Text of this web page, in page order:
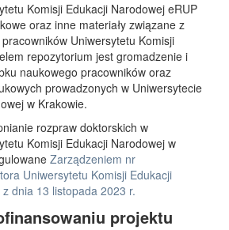
Komisji Edukacji Narodowej eRUP
oraz inne materiały związane z
Uniwersytetu Komisji
repozytorium jest gromadzenie i
naukowego pracowników oraz
prowadzonych w Uniwersytecie
w Krakowie.
rozpraw doktorskich w
Komisji Edukacji Narodowej w
Zarządzeniem nr
Uniwersytetu Komisji Edukacji
dnia 13 listopada 2023 r.
projektu